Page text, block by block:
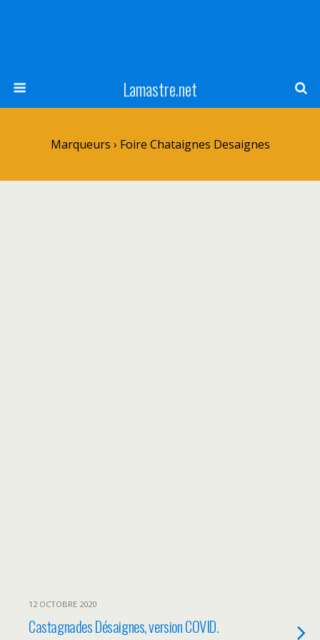
Lamastre.net
Marqueurs › Foire Chataignes Desaignes
12 OCTOBRE 2020
Castagnades Désaignes, version COVID.